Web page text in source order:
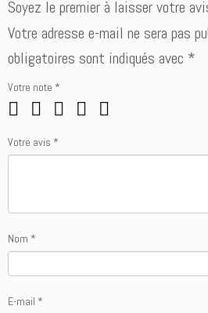
a
m
n
Soyez le premier à laisser votre
Votre adresse e-mail ne sera pas
obligatoires sont indiqués avec *
Votre note *
Votre avis *
Nom *
E-mail *